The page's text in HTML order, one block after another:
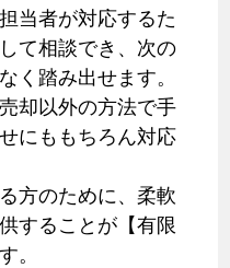
当者が対応するた
て相談でき、次の
く踏み出せます。
却以外の方法で手
にももちろん対応
方のために、柔軟
することが【有限
。